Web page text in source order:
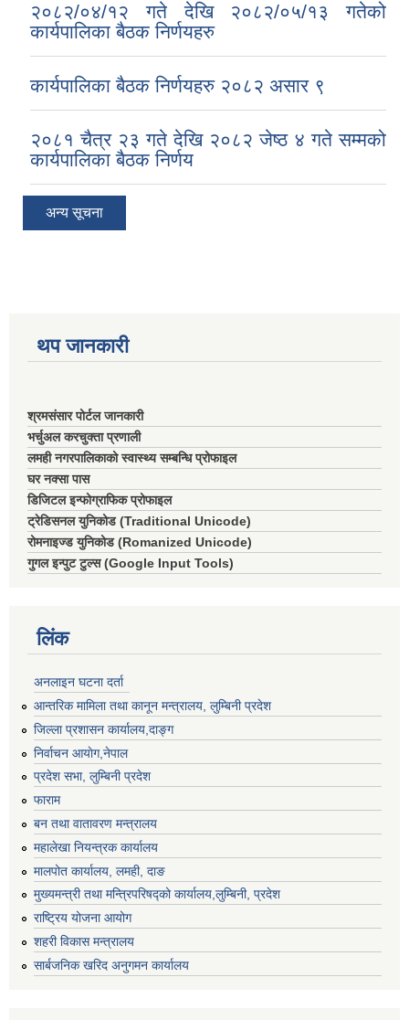
२०८२/०४/१२ गते देखि २०८२/०५/१३ गतेको
कार्यपालिका बैठक निर्णयहरु
कार्यपालिका बैठक निर्णयहरु २०८२ असार ९
२०८१ चैत्र २३ गते देखि २०८२ जेष्ठ ४ गते सम्मको
कार्यपालिका बैठक निर्णय
अन्य सूचना
थप जानकारी
श्रमसंसार पोर्टल जानकारी
भर्चुअल करचुक्ता प्रणाली
लमही नगरपालिकाको स्वास्थ्य सम्बन्धि प्रोफाइल
घर नक्सा पास
डिजिटल इन्फोग्राफिक प्रोफाइल
ट्रेडिसनल युनिकोड (Traditional Unicode)
रोमनाइज्ड युनिकोड (Romanized Unicode)
गुगल इन्पुट टुल्स (Google Input Tools)
लिंक
अनलाइन घटना दर्ता
आन्तरिक मामिला तथा कानून मन्त्रालय, लुम्बिनी प्रदेश
जिल्ला प्रशासन कार्यालय,दाङ्ग
निर्वाचन आयाेग,नेपाल
प्रदेश सभा, लुम्बिनी प्रदेश
फाराम
बन तथा वातावरण मन्त्रालय
महालेखा नियन्त्रक कार्यालय
मालपोत कार्यालय, लमही, दाङ
मुख्यमन्त्री तथा मन्त्रिपरिषद्को कार्यालय,लुम्बिनी, प्रदेश
राष्ट्रिय योजना आयोग
शहरी विकास मन्त्रालय
सार्बजनिक खरिद अनुगमन कार्यालय